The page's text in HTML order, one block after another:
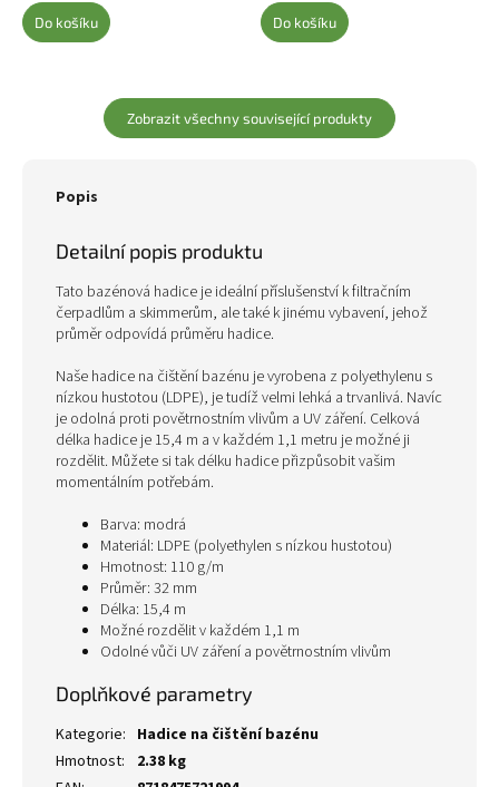
Do košíku Do košíku
Zobrazit všechny související produkty
Popis
Detailní popis produktu
Tato bazénová hadice je ideální příslušenství k filtračním
čerpadlům a skimmerům, ale také k jinému vybavení, jehož
průměr odpovídá průměru hadice.
Naše hadice na čištění bazénu je vyrobena z polyethylenu s
nízkou hustotou (LDPE), je tudíž velmi lehká a trvanlivá. Navíc
je odolná proti povětrnostním vlivům a UV záření. Celková
délka hadice je 15,4 m a v každém 1,1 metru je možné ji
rozdělit. Můžete si tak délku hadice přizpůsobit vašim
momentálním potřebám.
Barva: modrá
Materiál: LDPE (polyethylen s nízkou hustotou)
Hmotnost: 110 g/m
Průměr: 32 mm
Délka: 15,4 m
Možné rozdělit v každém 1,1 m
Odolné vůči UV záření a povětrnostním vlivům
Doplňkové parametry
Kategorie: Hadice na čištění bazénu
Hmotnost:
2.38 kg